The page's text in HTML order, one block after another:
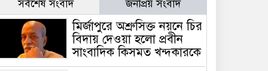
সর্বশেষ সংবাদ জনপ্রিয় সংবাদ
মির্জাপুরে অশ্রুসিক্ত নয়নে চির
বিদায় দেওয়া হলো প্রবীন
সাংবাদিক কিসমত খন্দকারকে